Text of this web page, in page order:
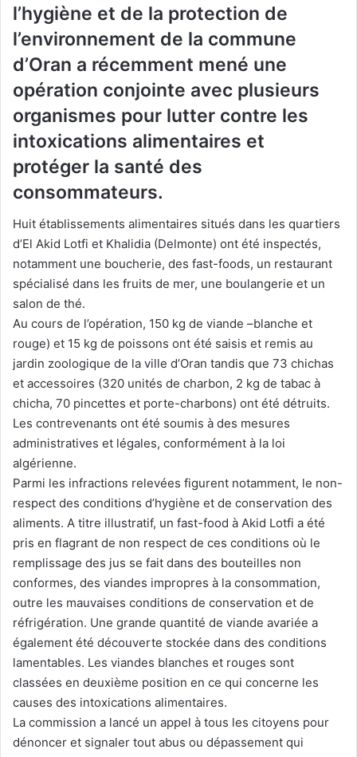
l’hygiène et de la protection de
l’environnement de la commune
d’Oran a récemment mené une
opération conjointe avec plusieurs
organismes pour lutter contre les
intoxications alimentaires et
protéger la santé des
consommateurs.
Huit établissements alimentaires situés dans les quartiers
d’El Akid Lotfi et Khalidia (Delmonte) ont été inspectés,
notamment une boucherie, des fast-foods, un restaurant
spécialisé dans les fruits de mer, une boulangerie et un
salon de thé.
Au cours de l’opération, 150 kg de viande –blanche et
rouge) et 15 kg de poissons ont été saisis et remis au
jardin zoologique de la ville d’Oran tandis que 73 chichas
et accessoires (320 unités de charbon, 2 kg de tabac à
chicha, 70 pincettes et porte-charbons) ont été détruits.
Les contrevenants ont été soumis à des mesures
administratives et légales, conformément à la loi
algérienne.
Parmi les infractions relevées figurent notamment, le non-
respect des conditions d’hygiène et de conservation des
aliments. A titre illustratif, un fast-food à Akid Lotfi a été
pris en flagrant de non respect de ces conditions où le
remplissage des jus se fait dans des bouteilles non
conformes, des viandes impropres à la consommation,
outre les mauvaises conditions de conservation et de
réfrigération. Une grande quantité de viande avariée a
également été découverte stockée dans des conditions
lamentables. Les viandes blanches et rouges sont
classées en deuxième position en ce qui concerne les
causes des intoxications alimentaires.
La commission a lancé un appel à tous les citoyens pour
dénoncer et signaler tout abus ou dépassement qui